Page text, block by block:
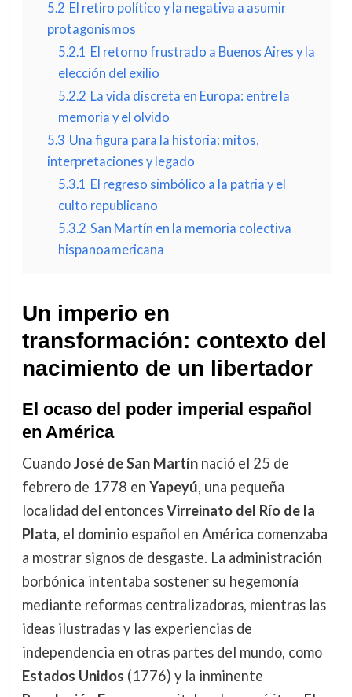
5.2 El retiro político y la negativa a asumir
protagonismos
5.2.1 El retorno frustrado a Buenos Aires y la
elección del exilio
5.2.2 La vida discreta en Europa: entre la
memoria y el olvido
5.3 Una figura para la historia: mitos,
interpretaciones y legado
5.3.1 El regreso simbólico a la patria y el
culto republicano
5.3.2 San Martín en la memoria colectiva
hispanoamericana
Un imperio en
transformación: contexto del
nacimiento de un libertador
El ocaso del poder imperial español
en América
CuandoJosé de San Martínnació el 25 de
febrero de 1778 en Yapeyú, una pequeña
localidad del entoncesVirreinato del Río de la
Plata, el dominio español en América comenzaba
a mostrar signos de desgaste. La administración
borbónica intentaba sostener su hegemonía
mediante reformas centralizadoras, mientras las
ideas ilustradas y las experiencias de
independencia en otras partes del mundo, como
Estados Unidos (1776) y la inminente